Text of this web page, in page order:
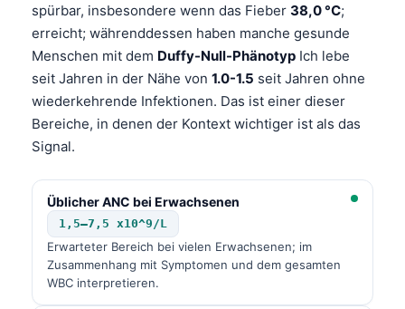
spürbar, insbesondere wenn das Fieber 38,0 °C;
erreicht; währenddessen haben manche gesunde
Menschen mit dem Duffy-Null-Phänotyp Ich lebe
seit Jahren in der Nähe von 1.0-1.5 seit Jahren ohne
wiederkehrende Infektionen. Das ist einer dieser
Bereiche, in denen der Kontext wichtiger ist als das
Signal.
Üblicher ANC bei Erwachsenen
1,5–7,5 x10^9/L
Erwarteter Bereich bei vielen Erwachsenen; im
Zusammenhang mit Symptomen und dem gesamten
WBC interpretieren.